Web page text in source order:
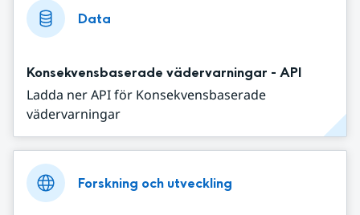
Data
Konsekvensbaserade vädervarningar - API
Ladda ner API för Konsekvensbaserade
vädervarningar
Forskning och utveckling